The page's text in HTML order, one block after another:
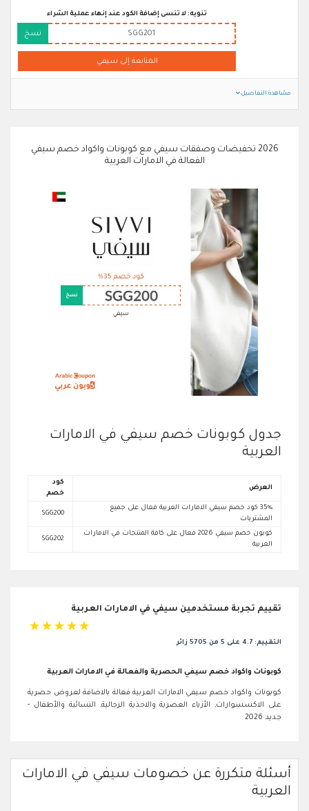
تنويه: لا تنسى إضافة الكود عند إنهاء عملية الشراء
SGG201 نسخ
المتابعة إلى سيفي
مشاهدة التفاصيل
2026 تخفيضات وصفقات سيفي مع كوبونات واكواد خصم سيفي
الفعالة في الامارات العربية
جدول كوبونات خصم سيفي في الامارات
العربية
العرض
كود
خصم
35% كود خصم سيفي الامارات العربية فعال على جميع
المشتريات
SGG200
كوبون خصم سيفي 2026 فعال على كافة المنتجات في الامارات
العربية
SGG202
تقييم تجربة مستخدمين سيفي في الامارات العربية
☆ ☆ ☆ ☆ ☆
التقييم: 4.7 على 5 من 5705 زائر
كوبونات واكواد خصم سيفي الحصرية والفعالة في الامارات العربية
كوبونات واكواد خصم سيفي الامارات العربية فعالة بالاضافة لعروض حصرية
على الاكسسوارات, الأزياء العصرية والاحذية الرجالية, النسائية والأطفال -
جديد 2026
أسئلة متكررة عن خصومات سيفي في الامارات
العربية